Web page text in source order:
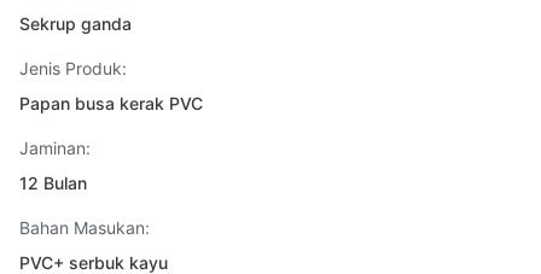
Sekrup ganda
Jenis Produk:
Papan busa kerak PVC
Jaminan:
12 Bulan
Bahan Masukan:
PVC+ serbuk kayu